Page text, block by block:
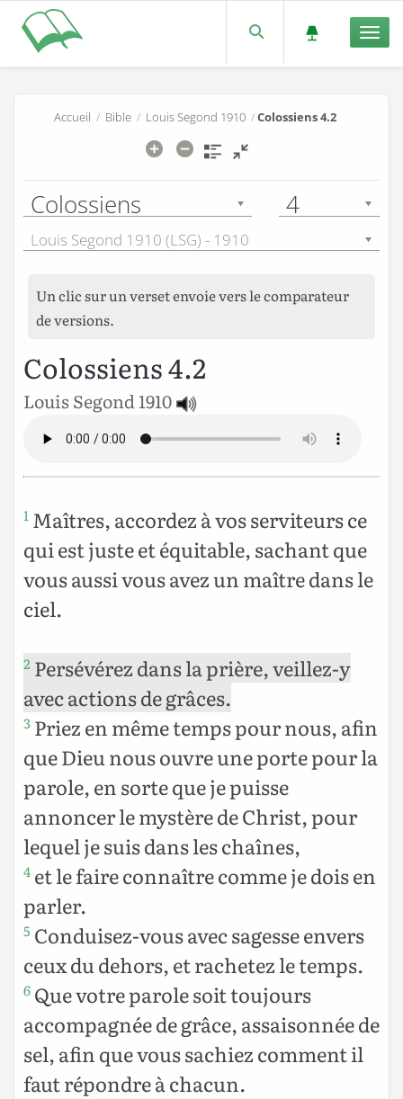
Accueil / Bible / Louis Segond 1910 /Colossiens 4.2
Colossiens 4
Louis Segond 1910 (LSG) - 1910
Un clic sur un verset envoie vers le comparateur
de versions.
Colossiens 4.2
Louis Segond 1910
1 Maîtres, accordez à vos serviteurs ce
qui est juste et équitable, sachant que
vous aussi vous avez un maître dans le
ciel.
2 Persévérez dans la prière, veillez-y
avec actions de grâces.
3 Priez en même temps pour nous, afin
que Dieu nous ouvre une porte pour la
parole, en sorte que je puisse
annoncer le mystère de Christ, pour
lequel je suis dans les chaînes,
4 et le faire connaître comme je dois en
parler.
5 Conduisez-vous avec sagesse envers
ceux du dehors, et rachetez le temps.
6 Que votre parole soit toujours
accompagnée de grâce, assaisonnée de
sel, afin que vous sachiez comment il
faut répondre à chacun.